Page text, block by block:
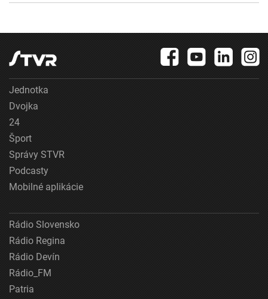
Jednotka
Dvojka
24
Šport
Správy STVR
Podcasty
Mobilné aplikácie
Rádio Slovensko
Rádio Regina
Rádio Devín
Rádio_FM
Patria